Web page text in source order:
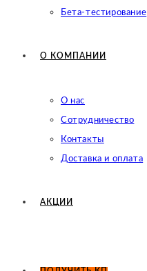
Бета-тестирование
О КОМПАНИИ
О нас
Сотрудничество
Контакты
Доставка и оплата
АКЦИИ